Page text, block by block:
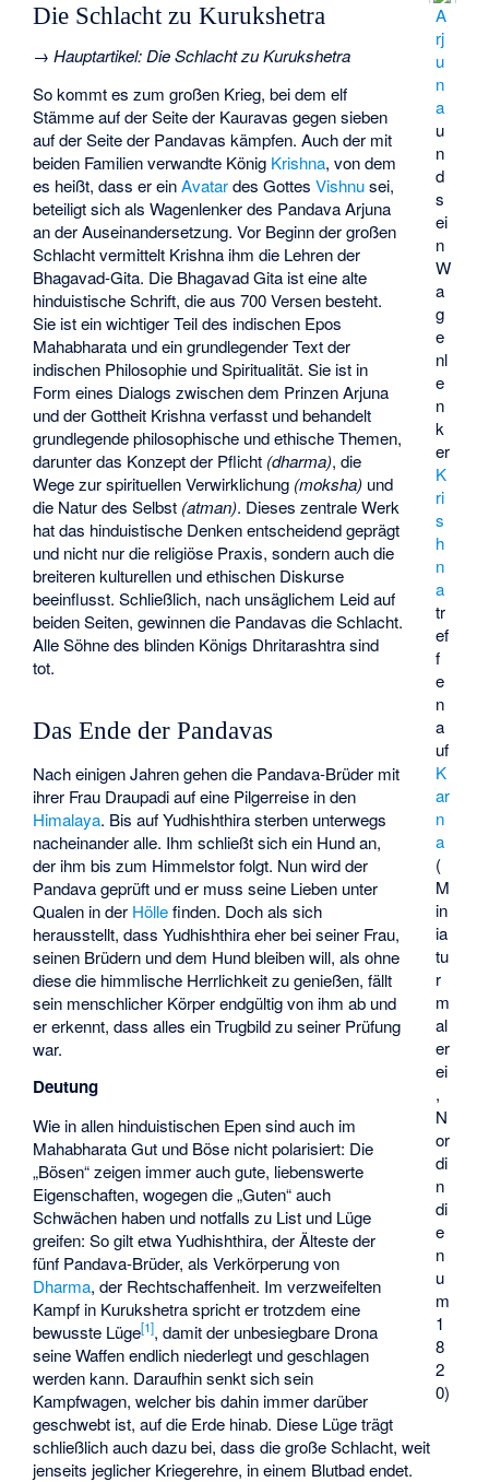
A
rj
u
n
a
u
n
d
s
ei
n
W
a
g
e
nl
e
n
k
er
K
ri
s
h
n
a
tr
ef
f
e
n
a
uf
K
ar
n
a
(
M
in
ia
tu
r
m
al
er
ei
,
N
or
di
n
di
e
n
u
m
1
8
2
0)
Die Schlacht zu Kurukshetra
→Hauptartikel:Die Schlacht zu Kurukshetra
So kommt es zum großen Krieg, bei dem elf
Stämme auf der Seite der Kauravas gegen sieben
auf der Seite der Pandavas kämpfen. Auch der mit
beiden Familien verwandte König Krishna, von dem
es heißt, dass er einAvatardes GottesVishnusei,
beteiligt sich als Wagenlenker des Pandava Arjuna
an der Auseinandersetzung. Vor Beginn der großen
Schlacht vermittelt Krishna ihm die Lehren der
Bhagavad-Gita. Die Bhagavad Gita ist eine alte
hinduistische Schrift, die aus 700 Versen besteht.
Sie ist ein wichtiger Teil des indischen Epos
Mahabharata und ein grundlegender Text der
indischen Philosophie und Spiritualität. Sie ist in
Form eines Dialogs zwischen dem Prinzen Arjuna
und der Gottheit Krishna verfasst und behandelt
grundlegende philosophische und ethische Themen,
darunter das Konzept der Pflicht (dharma), die
Wege zur spirituellen Verwirklichung (moksha) und
die Natur des Selbst (atman). Dieses zentrale Werk
hat das hinduistische Denken entscheidend geprägt
und nicht nur die religiöse Praxis, sondern auch die
breiteren kulturellen und ethischen Diskurse
beeinflusst. Schließlich, nach unsäglichem Leid auf
beiden Seiten, gewinnen die Pandavas die Schlacht.
Alle Söhne des blinden Königs Dhritarashtra sind
tot.
Das Ende der Pandavas
Nach einigen Jahren gehen die Pandava-Brüder mit
ihrer Frau Draupadi auf eine Pilgerreise in den
Himalaya. Bis auf Yudhishthira sterben unterwegs
nacheinander alle. Ihm schließt sich ein Hund an,
der ihm bis zum Himmelstor folgt. Nun wird der
Pandava geprüft und er muss seine Lieben unter
Qualen in der Höllefinden. Doch als sich
herausstellt, dass Yudhishthira eher bei seiner Frau,
seinen Brüdern und dem Hund bleiben will, als ohne
diese die himmlische Herrlichkeit zu genießen, fällt
sein menschlicher Körper endgültig von ihm ab und
er erkennt, dass alles ein Trugbild zu seiner Prüfung
war.
Deutung
Wie in allen hinduistischen Epen sind auch im
Mahabharata Gut und Böse nicht polarisiert: Die
„Bösen“ zeigen immer auch gute, liebenswerte
Eigenschaften, wogegen die „Guten“ auch
Schwächen haben und notfalls zu List und Lüge
greifen: So gilt etwa Yudhishthira, der Älteste der
fünf Pandava-Brüder, als Verkörperung von
Dharma, der Rechtschaffenheit. Im verzweifelten
Kampf in Kurukshetra spricht er trotzdem eine
bewusste Lüge[1], damit der unbesiegbare Drona
seine Waffen endlich niederlegt und geschlagen
werden kann. Daraufhin senkt sich sein
Kampfwagen, welcher bis dahin immer darüber
geschwebt ist, auf die Erde hinab. Diese Lüge trägt
schließlich auch dazu bei, dass die große Schlacht, weit
jenseits jeglicher Kriegerehre, in einem Blutbad endet.